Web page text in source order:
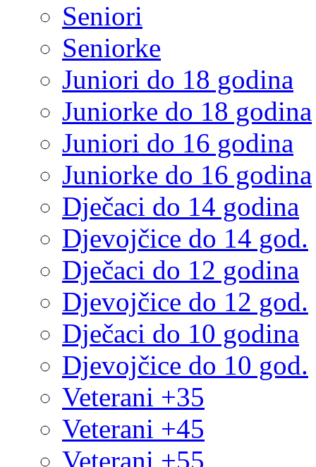
Seniori
Seniorke
Juniori do 18 godina
Juniorke do 18 godina
Juniori do 16 godina
Juniorke do 16 godina
Dječaci do 14 godina
Djevojčice do 14 god.
Dječaci do 12 godina
Djevojčice do 12 god.
Dječaci do 10 godina
Djevojčice do 10 god.
Veterani +35
Veterani +45
Veterani +55